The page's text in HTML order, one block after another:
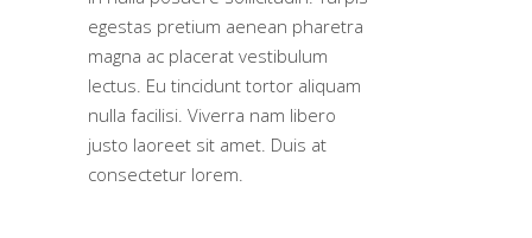
egestas pretium aenean pharetra
magna ac placerat vestibulum
lectus. Eu tincidunt tortor aliquam
nulla facilisi. Viverra nam libero
justo laoreet sit amet. Duis at
consectetur lorem.